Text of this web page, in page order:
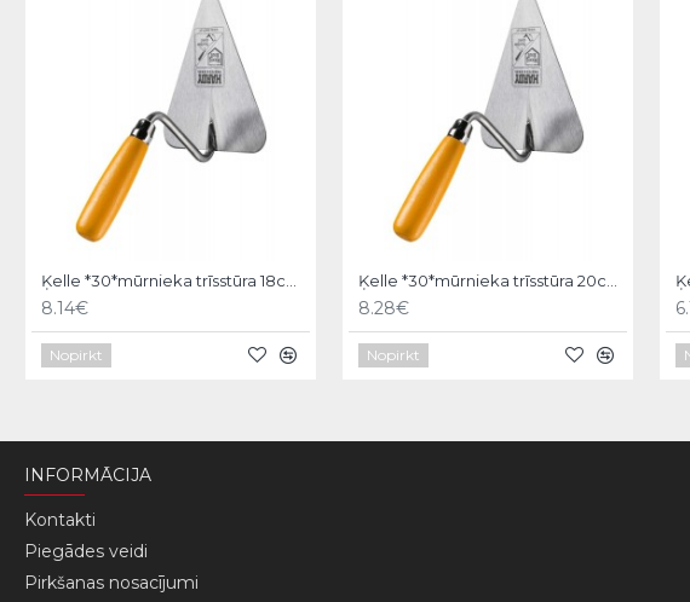
8.14€
Nopirkt
8.28€
Nopirkt
INFORMĀCIJA
Kontakti
Piegādes veidi
Pirkšanas nosacījumi